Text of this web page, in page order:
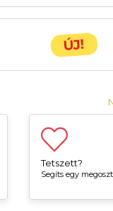
ÚJ!
Tetszett?
Segíts egy